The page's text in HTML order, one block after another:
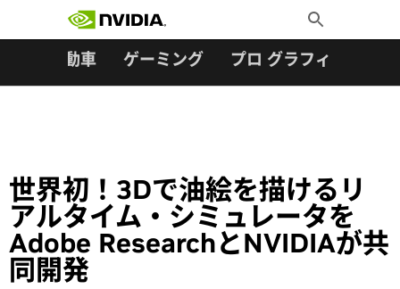
Toggle
Search
自動車 ゲーミング プロ グラフィックス
世界初！3Dで油絵を描けるリ
アルタイム・シミュレータを
Adobe ResearchとNVIDIAが共
同開発